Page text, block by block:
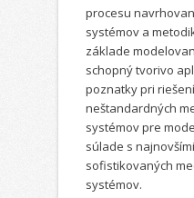
procesu
systémov a
základe
schopný tvorivo
poznatky pri
neštandardných
systémov pre
súlade s
sofistikovaných
systémov.